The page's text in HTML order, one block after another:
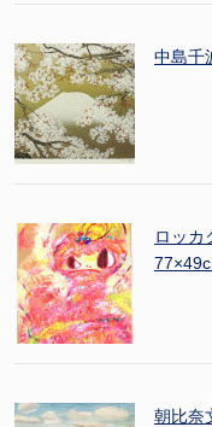
中島千
ロッカ
朝比奈